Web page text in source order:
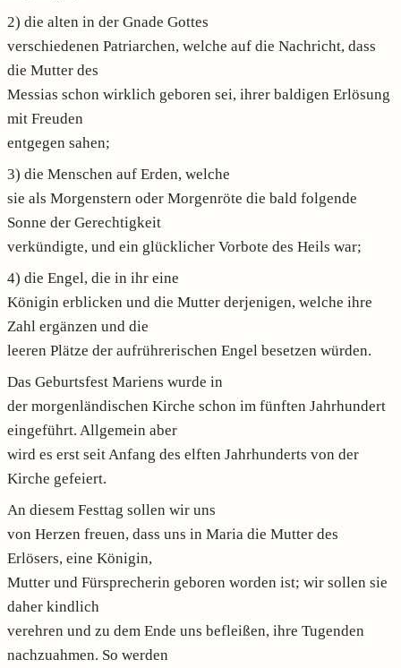
2) die alten in der Gnade Gottes
verschiedenen Patriarchen, welche auf die Nachricht, dass
die Mutter des
Messias schon wirklich geboren sei, ihrer baldigen Erlösung
mit Freuden
entgegen sahen;
3) die Menschen auf Erden, welche
sie als Morgenstern oder Morgenröte die bald folgende
Sonne der Gerechtigkeit
verkündigte, und ein glücklicher Vorbote des Heils war;
4) die Engel, die in ihr eine
Königin erblicken und die Mutter derjenigen, welche ihre
Zahl ergänzen und die
leeren Plätze der aufrührerischen Engel besetzen würden.
Das Geburtsfest Mariens wurde in
der morgenländischen Kirche schon im fünften Jahrhundert
eingeführt. Allgemein aber
wird es erst seit Anfang des elften Jahrhunderts von der
Kirche gefeiert.
An diesem Festtag sollen wir uns
von Herzen freuen, dass uns in Maria die Mutter des
Erlösers, eine Königin,
Mutter und Fürsprecherin geboren worden ist; wir sollen sie
daher kindlich
verehren und zu dem Ende uns befleißen, ihre Tugenden
nachzuahmen. So werden